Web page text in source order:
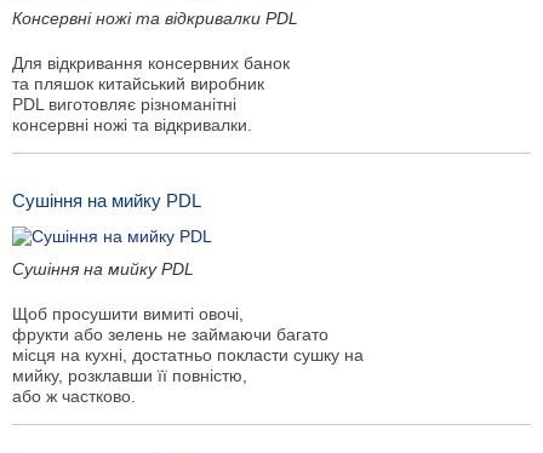
Консервні ножі та відкривалки PDL
Для відкривання консервних банок
та пляшок китайський виробник
PDL виготовляє різноманітні
консервні ножі та відкривалки.
Сушіння на мийку PDL
Сушіння на мийку PDL
Щоб просушити вимиті овочі,
фрукти або зелень не займаючи багато
місця на кухні, достатньо покласти сушку на
мийку, розклавши її повністю,
або ж частково.